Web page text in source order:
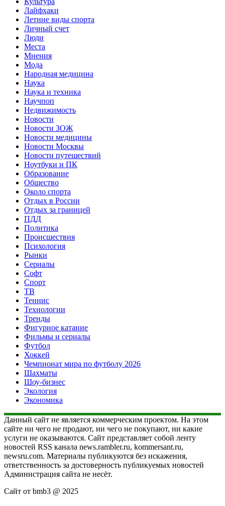
Лайфхаки
Летние виды спорта
Личный счет
Люди
Места
Мнения
Мода
Народная медицина
Наука
Наука и техника
Научпоп
Недвижимость
Новости
Новости ЗОЖ
Новости медицины
Новости Москвы
Новости путешествий
Ноутбуки и ПК
Образование
Общество
Около спорта
Отдых в России
Отдых за границей
ПДД
Политика
Происшествия
Психология
Рынки
Сериалы
Софт
Спорт
ТВ
Теннис
Технологии
Тренды
Фигурное катание
Фильмы и сериалы
Футбол
Хоккей
Чемпионат мира по футболу 2026
Шахматы
Шоу-бизнес
Экология
Экономика
Данный сайт не является коммерческим проектом. На этом
сайте ни чего не продают, ни чего не покупают, ни какие
услуги не оказываются. Сайт представляет собой ленту
новостей RSS канала news.rambler.ru, kommersant.ru,
newsru.com. Материалы публикуются без искажения,
ответственность за достоверность публикуемых новостей
Администрация сайта не несёт.
Сайт от bmb3 @ 2025